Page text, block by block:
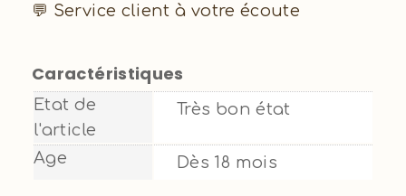
💬 Service client à votre écoute
Caractéristiques
Etat de
l'article
Très bon état
Age Dès 18 mois